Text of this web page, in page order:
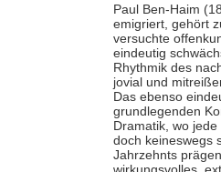
Paul Ben-Haim
emigriert, gehört
versuchte
eindeutig
Rhythmik des
jovial und
Das ebenso
grundlegenden
Dramatik, wo
doch keineswegs
Jahrzehnts
wirkungsvolles,